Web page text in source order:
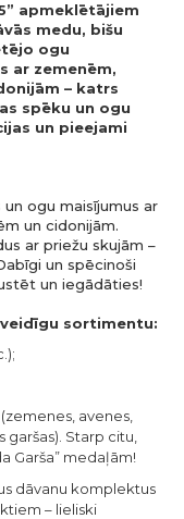
apmeklētājiem
medu, bišu
ogu
ar zemenēm,
– katrs
spēku un ogu
un pieejami
ogu maisījumus ar
un cidonijām.
ar priežu skujām –
un spēcinoši
un iegādāties!
sortimentu:
avenes,
Starp citu,
Garša” medaļām!
dāvanu komplektus
– lieliski